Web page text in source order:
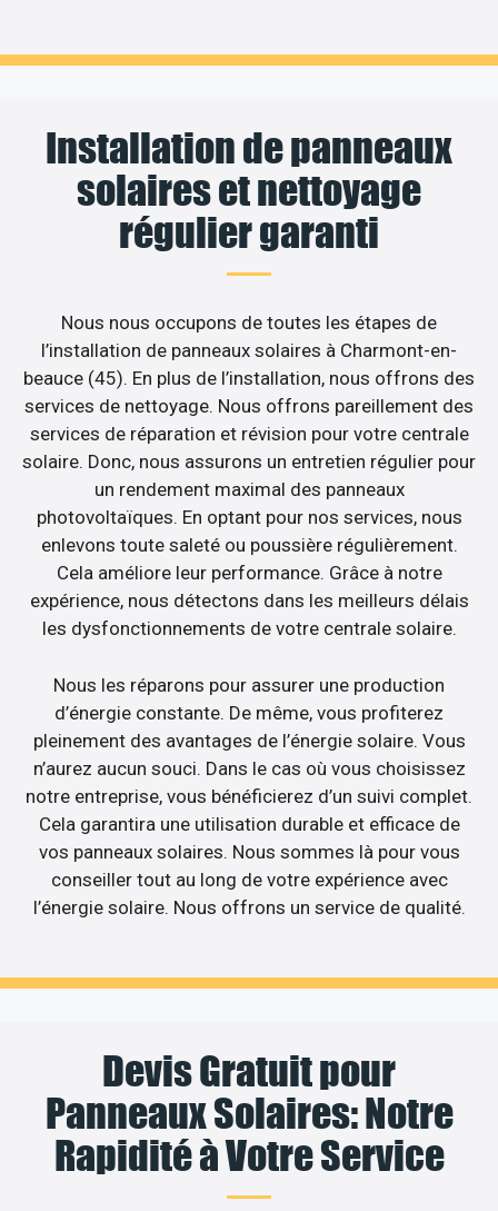
Installation de panneaux
solaires et nettoyage
régulier garanti
Nous nous occupons de toutes les étapes de
l’installation de panneaux solaires à Charmont-en-
beauce (45). En plus de l’installation, nous offrons des
services de nettoyage. Nous offrons pareillement des
services de réparation et révision pour votre centrale
solaire. Donc, nous assurons un entretien régulier pour
un rendement maximal des panneaux
photovoltaïques. En optant pour nos services, nous
enlevons toute saleté ou poussière régulièrement.
Cela améliore leur performance. Grâce à notre
expérience, nous détectons dans les meilleurs délais
les dysfonctionnements de votre centrale solaire.
Nous les réparons pour assurer une production
d’énergie constante. De même, vous profiterez
pleinement des avantages de l’énergie solaire. Vous
n’aurez aucun souci. Dans le cas où vous choisissez
notre entreprise, vous bénéficierez d’un suivi complet.
Cela garantira une utilisation durable et efficace de
vos panneaux solaires. Nous sommes là pour vous
conseiller tout au long de votre expérience avec
l’énergie solaire. Nous offrons un service de qualité.
Devis Gratuit pour
Panneaux Solaires: Notre
Rapidité à Votre Service